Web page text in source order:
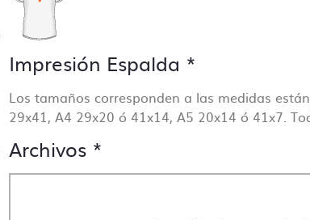
Impresión Espalda *
Los tamaños corresponden a las medidas
29x41, A4 29x20 ó 41x14, A5 20x14 ó 41x7.
Archivos *